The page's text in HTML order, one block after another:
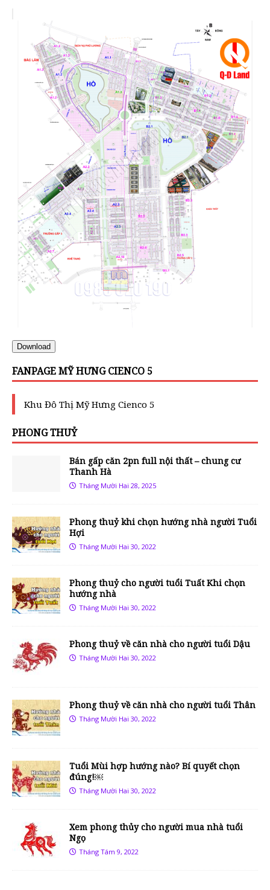
Download
FANPAGE MỸ HƯNG CIENCO 5
Khu Đô Thị Mỹ Hưng Cienco 5
PHONG THUỶ
Bán gấp căn 2pn full nội thất – chung cư
Thanh Hà
Tháng Mười Hai 28, 2025
Phong thuỷ khi chọn hướng nhà người Tuổi
Hợi
Tháng Mười Hai 30, 2022
Phong thuỷ cho người tuổi Tuất Khi chọn
hướng nhà
Tháng Mười Hai 30, 2022
Phong thuỷ về căn nhà cho người tuổi Dậu
Tháng Mười Hai 30, 2022
Phong thuỷ về căn nhà cho người tuổi Thân
Tháng Mười Hai 30, 2022
Tuổi Mùi hợp hướng nào? Bí quyết chọn
đúng!￼
Tháng Mười Hai 30, 2022
Xem phong thủy cho người mua nhà tuổi
Ngọ
Tháng Tám 9, 2022